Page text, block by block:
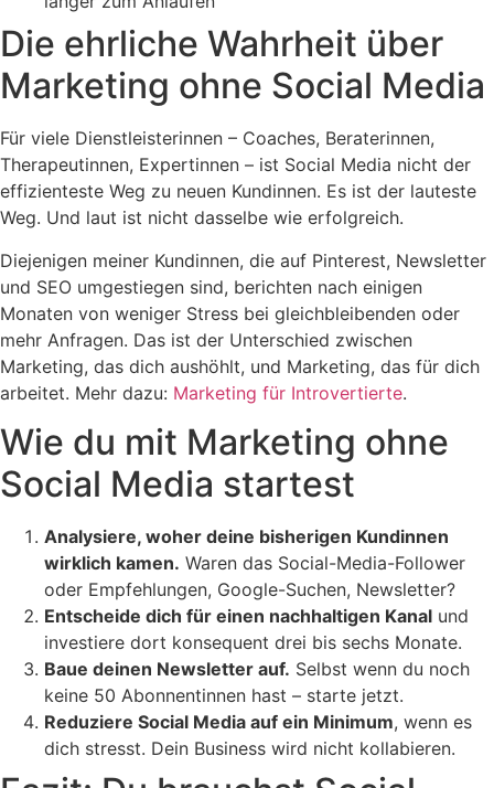
Die ehrliche Wahrheit über
Marketing ohne Social Media
Für viele Dienstleisterinnen – Coaches, Beraterinnen,
Therapeutinnen, Expertinnen – ist Social Media nicht der
effizienteste Weg zu neuen Kundinnen. Es ist der lauteste
Weg. Und laut ist nicht dasselbe wie erfolgreich.
Diejenigen meiner Kundinnen, die auf Pinterest, Newsletter
und SEO umgestiegen sind, berichten nach einigen
Monaten von weniger Stress bei gleichbleibenden oder
mehr Anfragen. Das ist der Unterschied zwischen
Marketing, das dich aushöhlt, und Marketing, das für dich
arbeitet. Mehr dazu: Marketing für Introvertierte.
Wie du mit Marketing ohne
Social Media startest
Analysiere, woher deine bisherigen Kundinnen
wirklich kamen. Waren das Social-Media-Follower
oder Empfehlungen, Google-Suchen, Newsletter?
Entscheide dich für einen nachhaltigen Kanal und
investiere dort konsequent drei bis sechs Monate.
Baue deinen Newsletter auf. Selbst wenn du noch
keine 50 Abonnentinnen hast – starte jetzt.
Reduziere Social Media auf ein Minimum, wenn es
dich stresst. Dein Business wird nicht kollabieren.